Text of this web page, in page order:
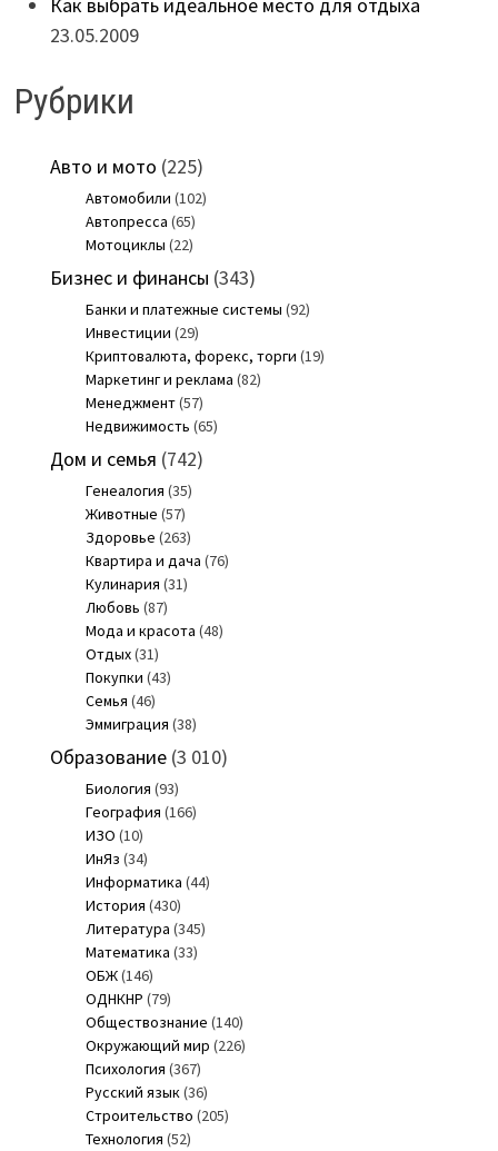
23.05.2009
Рубрики
Авто и мото (225)
Автомобили (102)
Автопресса (65)
Мотоциклы (22)
Бизнес и финансы (343)
Банки и платежные системы (92)
Инвестиции (29)
Криптовалюта, форекс, торги (19)
Маркетинг и реклама (82)
Менеджмент(57)
Недвижимость (65)
Дом и семья (742)
Генеалогия (35)
Животные (57)
Здоровье (263)
Квартира и дача (76)
Кулинария (31)
Любовь (87)
Мода и красота (48)
Отдых(31)
Покупки (43)
Семья (46)
Эммиграция (38)
Образование(3 010)
Биология (93)
География (166)
ИЗО (10)
ИнЯз (34)
Информатика (44)
История (430)
Литература (345)
Математика (33)
ОБЖ(146)
ОДНКНР (79)
Обществознание (140)
Окружающий мир (226)
Психология (367)
Русский язык(36)
Строительство (205)
Технология (52)